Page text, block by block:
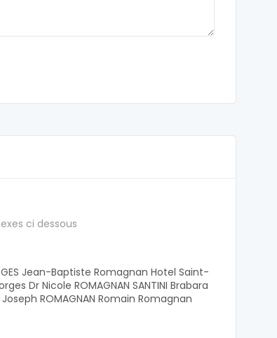
ci dessous
Jean-Baptiste Romagnan Hotel Saint-
Dr Nicole ROMAGNAN SANTINI Brabara
ROMAGNAN Romain Romagnan